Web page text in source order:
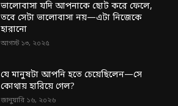
ভালোবাসা যদি আপনাকে ছোট করে ফেলে,
তবে সেটা ভালোবাসা নয়—এটা নিজেকে
হারানো
আগস্ট ১৩, ২০২৫
যে মানুষটা আপনি হতে চেয়েছিলেন—সে
কোথায় হারিয়ে গেল?
জানুয়ারি ১৬, ২০২৬